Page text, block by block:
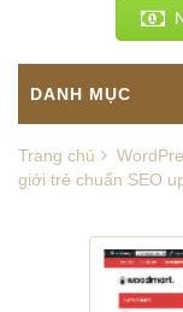
DANH MỤC
Trang chủ
giới trẻ chuẩn SEO